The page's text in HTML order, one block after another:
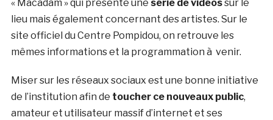
« Macadam » qui présente une série de vidéossur le
lieu mais également concernant des artistes. Sur le
site officiel du Centre Pompidou, on retrouve les
mêmes informations et la programmation à venir.
Miser sur les réseaux sociaux est une bonne initiative
de l’institution afin de toucher ce nouveaux public,
amateur et utilisateur massif d’internet et ses